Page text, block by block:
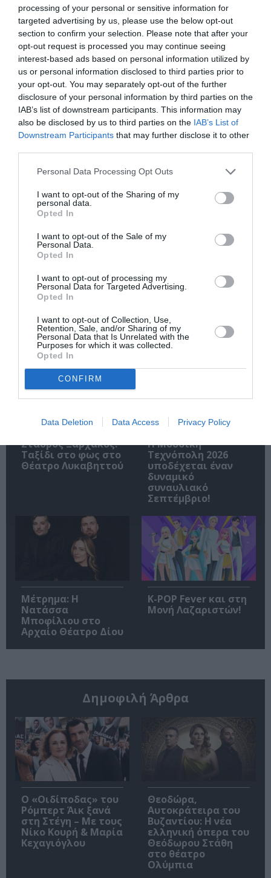
processing of your personal or sensitive information for
targeted advertising by us, please use the below opt-out
section to confirm your selection. Please note that after your
opt-out request is processed you may continue seeing
interest-based ads based on personal information utilized by
us or personal information disclosed to third parties prior to
your opt-out. You may separately opt-out of the further
disclosure of your personal information by third parties on the
IAB’s list of downstream participants. This information may
also be disclosed by us to third parties on the IAB’s List of
Downstream Participants that may further disclose it to other
Personal Data Processing Opt Outs
I want to opt-out of the Sharing of my
personal data.
Opted In
I want to opt-out of the Sale of my
Personal Data.
Opted In
I want to opt-out of processing my
Personal Data for Targeted Advertising.
Opted In
I want to opt-out of Collection, Use,
Retention, Sale, and/or Sharing of my
Personal Data that Is Unrelated with the
Purposes for which it was collected.
Opted In
CONFIRM
Data Deletion Data Access Privacy Policy
Πολιτισμό στο Culturenow.gr
Νέοι Διαγωνισμοί❯
Tags
ENCARDIA
JAZZ - BLUES - ETHNIC
ΕΝΤΕΧΝΟ - ΛΑΪΚΟ - ΠΑΡΑΔΟΣΙΑΚΗ
ΚΑΛΟΚΑΙΡΙΝΕΣ ΣΥΝΑΥΛΙΕΣ
ΣΥΝΑΥΛΙΕΣ 2026
την Τέχνη και τον Πολιτισμό!
Ακολουθήστε το Culturenow.gr
Σχετικά Άρθρα
Σταύρος Ξαρχάκος:
Ταξίδι στο φως στο
Θέατρο Λυκαβηττού
Η Μουσική
Τεχνόπολη 2026
υποδέχεται έναν
δυναμικό
συναυλιακό
Σεπτέμβριο!
Μέτρημα: Η
Νατάσσα
Μποφίλιου στο
Αρχαίο Θέατρο Δίου
K-POP Fever και στη
Μονή Λαζαριστών!
Δημοφιλή Άρθρα
O «Οιδίποδας» του
Ρόμπερτ Άικ ξανά
στη Στέγη – Με τους
Νίκο Κουρή & Μαρία
Κεχαγιόγλου
Θεοδώρα,
Αυτοκράτειρα του
Βυζαντίου: Η νέα
ελληνική όπερα του
Θεόδωρου Στάθη
στο θέατρο
Ολύμπια